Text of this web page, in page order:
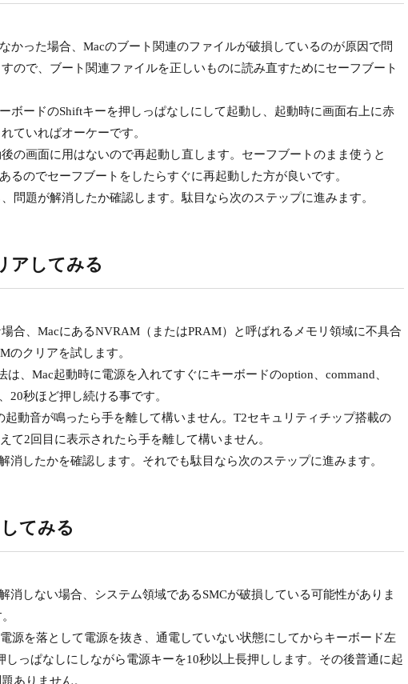
かった場合、Macのブート関連のファイルが破損しているのが原因で問
ので、ブート関連ファイルを正しいものに読み直すためにセーフブート
ボードのShiftキーを押しっぱなしにして起動し、起動時に画面右上に赤
ていればオーケーです。
の画面に用はないので再起動し直します。セーフブートのまま使うと
るのでセーフブートをしたらすぐに再起動した方が良いです。
問題が解消したか確認します。駄目なら次のステップに進みます。
アしてみる
合、MacにあるNVRAM（またはPRAM）と呼ばれるメモリ領域に不具合
のクリアを試します。
、Mac起動時に電源を入れてすぐにキーボードのoption、command、
20秒ほど押し続ける事です。
動音が鳴ったら手を離して構いません。T2セキュリティチップ搭載の
て2回目に表示されたら手を離して構いません。
したかを確認します。それでも駄目なら次のステップに進みます。
てみる
しない場合、システム領域であるSMCが破損している可能性がありま
源を落として電源を抜き、通電していない状態にしてからキーボード左
しっぱなしにしながら電源キーを10秒以上長押しします。その後普通に起
ありません。